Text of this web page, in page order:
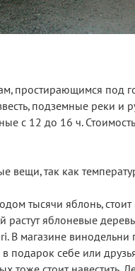
простирающимся под
подземные реки и
с 12 до 16 ч.
вещи, так как
тысячи яблонь,
растут яблоневые
В магазине
подарок себе или